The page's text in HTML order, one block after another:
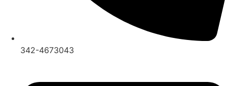
342-4673043